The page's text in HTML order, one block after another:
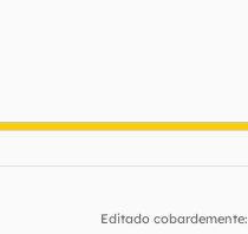
Editado cobardemente: